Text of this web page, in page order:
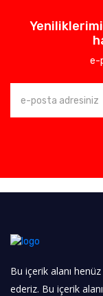
e-
Bu içerik alanı
ederiz. Bu içerik